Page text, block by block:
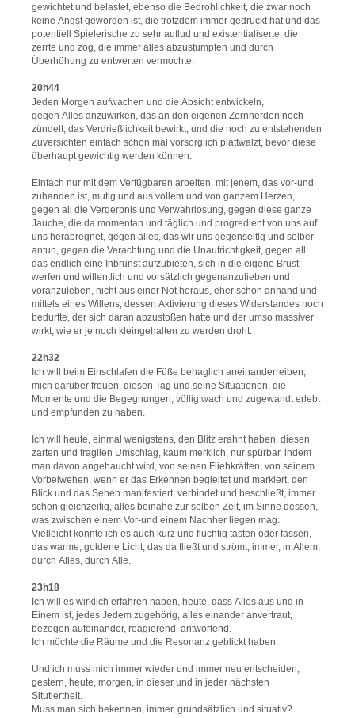
gewichtet und belastet, ebenso die Bedrohlichkeit, die zwar noch
keine Angst geworden ist, die trotzdem immer gedrückt hat und das
potentiell Spielerische zu sehr auflud und existentialiserte, die
zerrte und zog, die immer alles abzustumpfen und durch
Überhöhung zu entwerten vermochte.
20h44
Jeden Morgen aufwachen und die Absicht entwickeln,
gegen Alles anzuwirken, das an den eigenen Zornherden noch
zündelt, das Verdrießlichkeit bewirkt, und die noch zu entstehenden
Zuversichten einfach schon mal vorsorglich plattwalzt, bevor diese
überhaupt gewichtig werden können.
Einfach nur mit dem Verfügbaren arbeiten, mit jenem, das vor-und
zuhanden ist, mutig und aus vollem und von ganzem Herzen,
gegen all die Verderbnis und Verwahrlosung, gegen diese ganze
Jauche, die da momentan und täglich und progredient von uns auf
uns herabregnet, gegen alles, das wir uns gegenseitig und selber
antun, gegen die Verachtung und die Unaufrichtigkeit, gegen all
das endlich eine Inbrunst aufzubieten, sich in die eigene Brust
werfen und willentlich und vorsätzlich gegenanzulieben und
voranzuleben, nicht aus einer Not heraus, eher schon anhand und
mittels eines Willens, dessen Aktivierung dieses Widerstandes noch
bedurfte, der sich daran abzustoßen hatte und der umso massiver
wirkt, wie er je noch kleingehalten zu werden droht.
22h32
Ich will beim Einschlafen die Füße behaglich aneinanderreiben,
mich darüber freuen, diesen Tag und seine Situationen, die
Momente und die Begegnungen, völlig wach und zugewandt erlebt
und empfunden zu haben.
Ich will heute, einmal wenigstens, den Blitz erahnt haben, diesen
zarten und fragilen Umschlag, kaum merklich, nur spürbar, indem
man davon angehaucht wird, von seinen Fliehkräften, von seinem
Vorbeiwehen, wenn er das Erkennen begleitet und markiert, den
Blick und das Sehen manifestiert, verbindet und beschließt, immer
schon gleichzeitig, alles beinahe zur selben Zeit, im Sinne dessen,
was zwischen einem Vor-und einem Nachher liegen mag.
Vielleicht konnte ich es auch kurz und flüchtig tasten oder fassen,
das warme, goldene Licht, das da fließt und strömt, immer, in Allem,
durch Alles, durch Alle.
23h18
Ich will es wirklich erfahren haben, heute, dass Alles aus und in
Einem ist, jedes Jedem zugehörig, alles einander anvertraut,
bezogen aufeinander, reagierend, antwortend.
Ich möchte die Räume und die Resonanz geblickt haben.
Und ich muss mich immer wieder und immer neu entscheiden,
gestern, heute, morgen, in dieser und in jeder nächsten
Situtiertheit.
Muss man sich bekennen, immer, grundsätzlich und situativ?